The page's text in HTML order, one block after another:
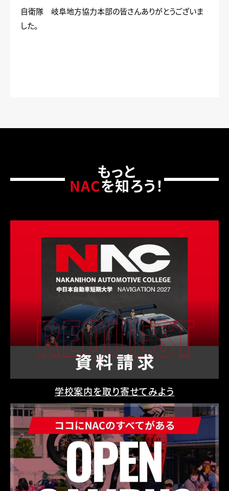
自衛隊 岐阜地方協力本部の皆さんありがとうございま
した。
もっと
NACを知ろう！
学校案内を取り寄せてみよう